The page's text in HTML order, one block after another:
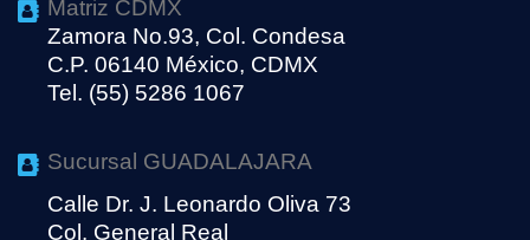
Matriz CDMX
Zamora No.93, Col. Condesa
C.P. 06140 México, CDMX
Tel. (55) 5286 1067
Sucursal GUADALAJARA
Calle Dr. J. Leonardo Oliva 73
Col. General Real